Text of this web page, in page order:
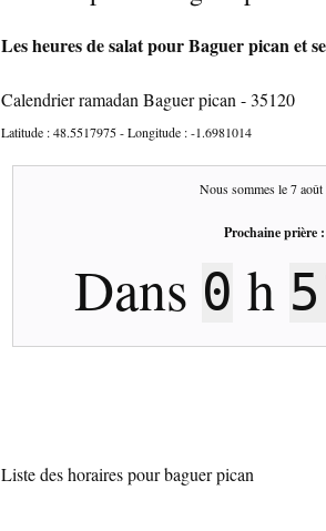
Les heures de salat pour Baguer pican et
Calendrier ramadan Baguer pican - 35120
Latitude :48.5517975- Longitude :-1.6981014
Nous sommes le7
Prochaine prière :
Dans 0 h
Liste des horaires pour baguer pican